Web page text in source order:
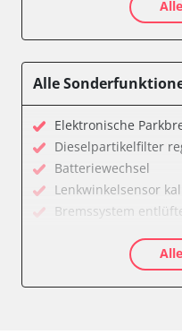
Allradelektronik
Anhängersteuergerät
Diagnoseschnittstelle
Einparkhilfe
Einparkhilfe
Einstiegshilfe
Einstiegshilfe Fahrer
Fahrererkennung
Fernlichtassistent
Alle
Elektronische
Dieselpartikelfilter
Batteriewechsel
Lenkwinkelsensor
Bremssystem
AGR Ventil anlernen
Luftmassenmesser